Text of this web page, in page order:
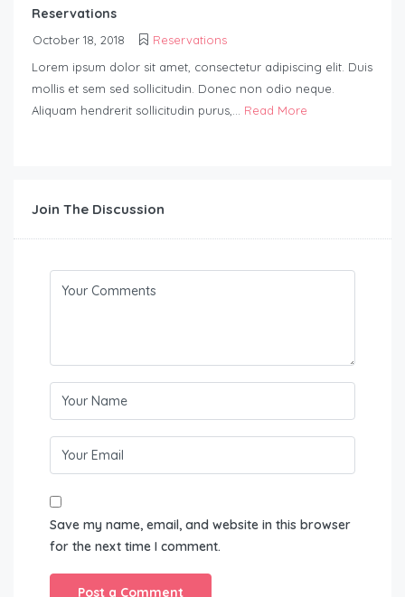
Reservations
October 18, 2018
Reservations
Lorem ipsum dolor sit amet, consectetur adipiscing elit. Duis
mollis et sem sed sollicitudin. Donec non odio neque.
Aliquam hendrerit sollicitudin purus,... Read More
Join The Discussion
Save my name, email, and website in this browser
for the next time I comment.